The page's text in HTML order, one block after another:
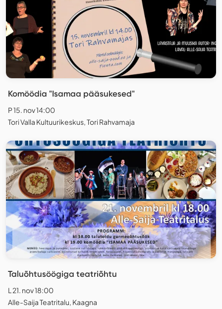
Komöödia "Isamaa pääsukesed"
P 15. nov 14:00
Tori Valla Kultuurikeskus, Tori Rahvamaja
Taluõhtusöögiga teatriõhtu
L 21. nov 18:00
Alle-Saija Teatritalu, Kaagna